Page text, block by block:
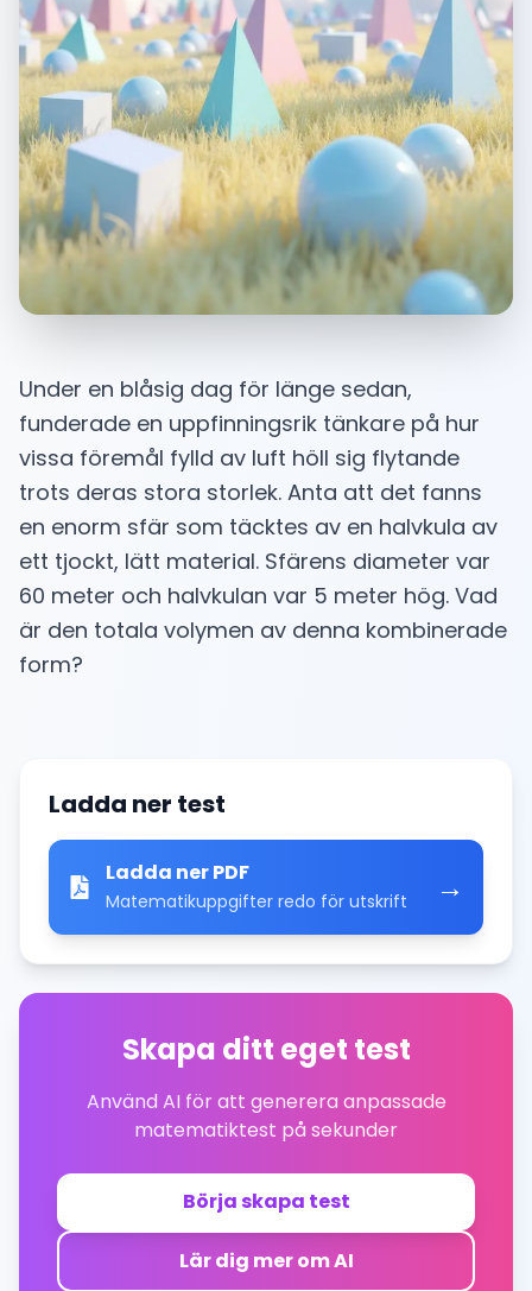
Under en blåsig dag för länge sedan,
funderade en uppfinningsrik tänkare på hur
vissa föremål fylld av luft höll sig flytande
trots deras stora storlek. Anta att det fanns
en enorm sfär som täcktes av en halvkula av
ett tjockt, lätt material. Sfärens diameter var
60 meter och halvkulan var 5 meter hög. Vad
är den totala volymen av denna kombinerade
form?
Ladda ner test
Ladda ner PDF
Matematikuppgifter redo för utskrift →
Skapa ditt eget test
Använd AI för att generera anpassade
matematiktest på sekunder
Börja skapa test
Lär dig mer om AI